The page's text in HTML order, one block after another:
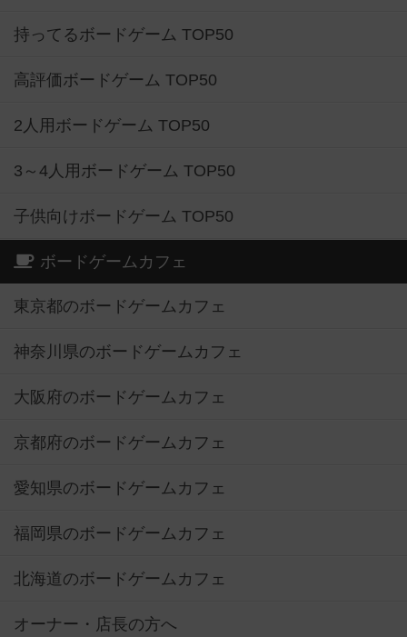
持ってるボードゲーム TOP50
高評価ボードゲーム TOP50
2人用ボードゲーム TOP50
3～4人用ボードゲーム TOP50
子供向けボードゲーム TOP50
ボードゲームカフェ
東京都のボードゲームカフェ
神奈川県のボードゲームカフェ
大阪府のボードゲームカフェ
京都府のボードゲームカフェ
愛知県のボードゲームカフェ
福岡県のボードゲームカフェ
北海道のボードゲームカフェ
オーナー・店長の方へ